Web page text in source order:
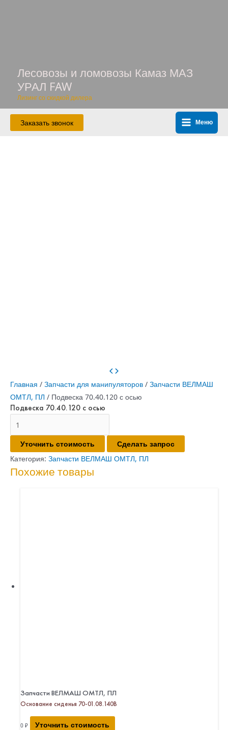
Лесовозы и ломовозы Камаз МАЗ
УРАЛ FAW
Лизинг со скидкой дилера
Заказать звонок
Main
Меню
Главная / Запчасти для манипуляторов / Запчасти ВЕЛМАШ
ОМТЛ, ПЛ / Подвеска 70.40.120 с осью
Подвеска 70.40.120 с осью
товара
Подвеска
70.40.120
с
Уточнить стоимость
Сделать запрос
Категория: Запчасти ВЕЛМАШ ОМТЛ, ПЛ
Похожие товары
Запчасти ВЕЛМАШ ОМТЛ, ПЛ
Основание сиденья 70-01.08.140В
0 ₽ Уточнить стоимость